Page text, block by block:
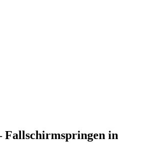
Fallschirmspringen in